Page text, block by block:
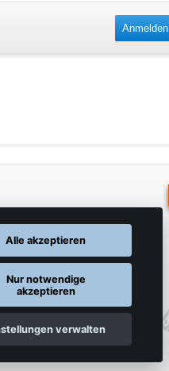
Anmelden
Alle akzeptieren
Nur notwendige
akzeptieren
verwalten